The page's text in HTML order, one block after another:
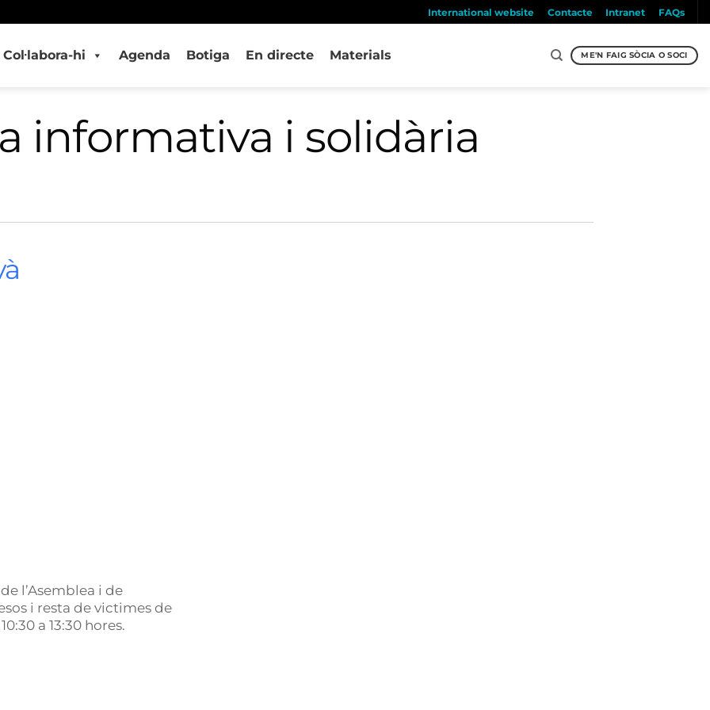
International website Contacte Intranet FAQs
Col·labora-hi Agenda Botiga En directe Materials ME'N FAIG SÒCIA O SOCI
informativa i solidària
l’Asemblea i de
i resta de victimes de
a 13:30 hores.